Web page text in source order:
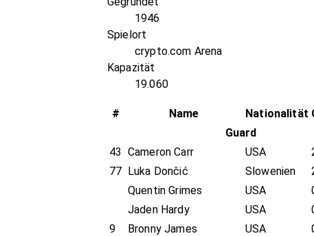
1946
Spielort
crypto.com Arena
Kapazität
19.060
# Name Nationalität
Guard
43 Cameron Carr USA
77 Luka Dončić Slowenien
Quentin Grimes
USA
Jaden Hardy
USA
9
Bronny James USA